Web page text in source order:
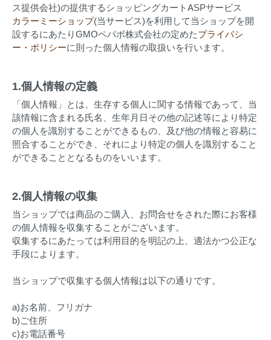
ス提供会社)の提供するショッピングカートASPサービス
カラーミーショップ(当サービス)を利用して当ショップを開
設するにあたりGMOペパボ株式会社の定めたプライバシ
ー・ポリシーに則った個人情報の取扱いを行います。
1.個人情報の定義
「個人情報」とは、生存する個人に関する情報であって、当
該情報に含まれる氏名、生年月日その他の記述等により特定
の個人を識別することができるもの、及び他の情報と容易に
照合することができ、それにより特定の個人を識別すること
ができることとなるものをいいます。
2.個人情報の収集
当ショップでは商品のご購入、お問合せをされた際にお客様
の個人情報を収集することがございます。
収集するにあたっては利用目的を明記の上、適法かつ公正な
手段によります。
当ショップで収集する個人情報は以下の通りです。
a)お名前、フリガナ
b)ご住所
c)お電話番号